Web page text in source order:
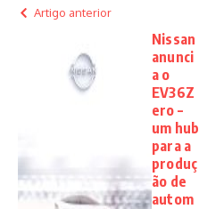
Artigo anterior
Nissan
anunci
a o
EV36Z
ero –
um hub
para a
produç
ão de
autom